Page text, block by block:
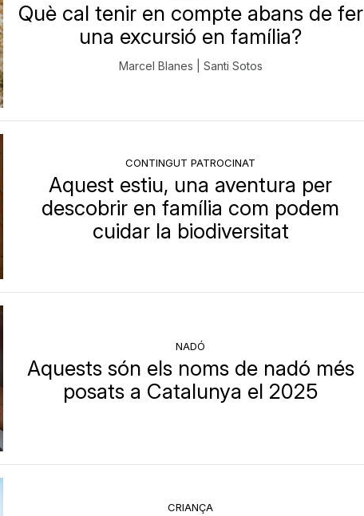
Què cal tenir en compte abans de fer
una excursió en família?
Marcel Blanes | Santi Sotos
CONTINGUT PATROCINAT
Aquest estiu, una aventura per
descobrir en família com podem
cuidar la biodiversitat
NADÓ
Aquests són els noms de nadó més
posats a Catalunya el 2025
CRIANÇA